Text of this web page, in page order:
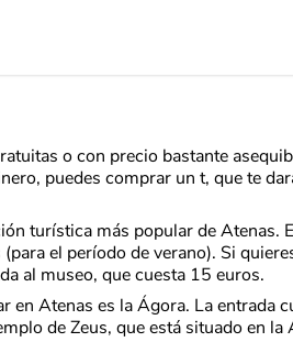
o con precio bastante
puedes comprar un t, que te
turística más popular de Atenas.
el período de verano). Si
al museo, que cuesta 15 euros.
en Atenas es la Ágora. La entrada
de Zeus, que está situado en